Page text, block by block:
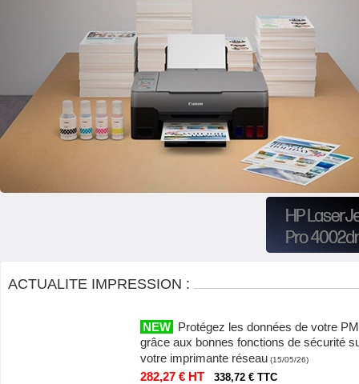
ACTUALITE IMPRESSION :
NEW Protégez les données de votre
grâce aux bonnes fonctions de sécurité
votre imprimante réseau (15/05/26)
282,27 € HT 338,72 € TTC